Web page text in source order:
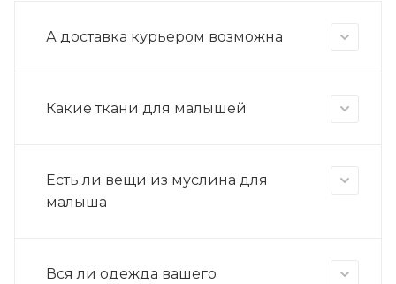
А доставка курьером возможна
Какие ткани для малышей
Есть ли вещи из муслина для
малыша
Вся ли одежда вашего